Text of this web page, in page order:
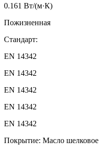
0.161 Вт/(м·К)
Пожизненная
Стандарт:
EN 14342
EN 14342
EN 14342
EN 14342
EN 14342
Покрытие: Масло шелковое